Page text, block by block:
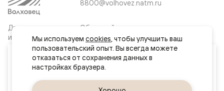
Ваш город
Хабаровск
Двери
и интерьерные
решения
8800@volhovez.natm.ru
Обратный звонок
Сайт не является публичной офертой
Правовая информация
Мы используем cookies, чтобы улучшить ваш
пользовательский опыт. Вы всегда можете
отказаться от сохранения данных в